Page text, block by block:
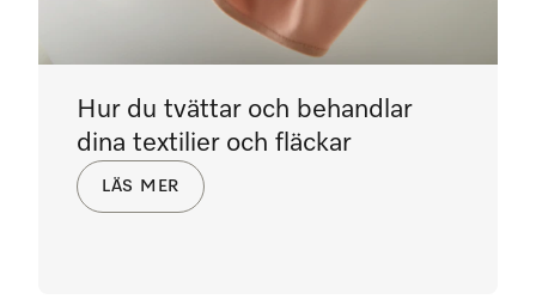
Hur du tvättar och behandlar
dina textilier och fläckar
LÄS MER